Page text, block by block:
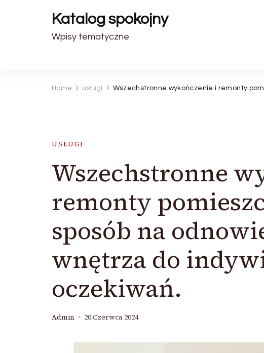
Katalog spokojny
Wpisy tematyczne
Home usługi Wszechstronne wykończenie i remonty
USŁUGI
Wszechstronne
remonty
sposób na
wnętrza do
oczekiwań.
Admin 20 Czerwca 2024